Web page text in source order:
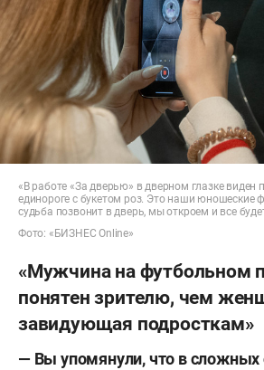
«В работе «За дверью» в дверном глазке виден
единороге с букетом роз. Это наши юношеские
судьба позвонит в дверь, мы откроем и все
Фото: «БИЗНЕС Online»
«Мужчина на футбольном
понятен зрителю, чем
завидующая подросткам»
— Вы упомянули, что в сложных